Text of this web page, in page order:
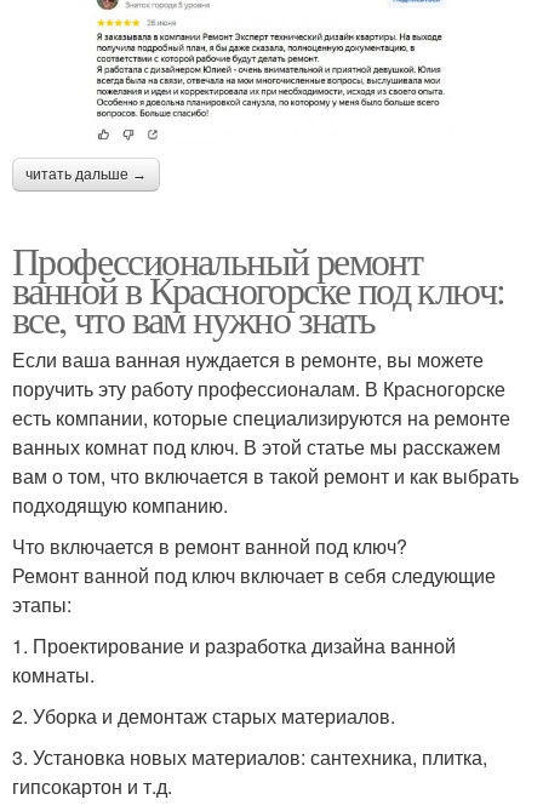
читать дальше →
Профессиональный ремонт
ванной в Красногорске под ключ:
все, что вам нужно знать
Если ваша ванная нуждается в ремонте, вы можете
поручить эту работу профессионалам. В Красногорске
есть компании, которые специализируются на ремонте
ванных комнат под ключ. В этой статье мы расскажем
вам о том, что включается в такой ремонт и как выбрать
подходящую компанию.
Что включается в ремонт ванной под ключ?
Ремонт ванной под ключ включает в себя следующие
этапы:
1. Проектирование и разработка дизайна ванной
комнаты.
2. Уборка и демонтаж старых материалов.
3. Установка новых материалов: сантехника, плитка,
гипсокартон и т.д.